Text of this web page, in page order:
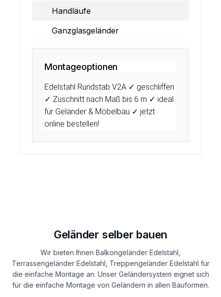
Handläufe
Ganzglasgeländer
Montageoptionen
Edelstahl Rundstab V2A ✓ geschliffen
✓ Zuschnitt nach Maß bis 6 m ✓ ideal
für Geländer & Möbelbau ✓ jetzt
online bestellen!
Geländer selber bauen
Wir bieten Ihnen Balkongeländer Edelstahl,
Terrassengeländer Edelstahl, Treppengeländer Edelstahl für
die einfache Montage an. Unser Geländersystem eignet sich
für die einfache Montage von Geländern in allen Bauformen.